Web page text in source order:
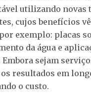
utilizando novas
cujos benefícios
exemplo: placas
da água e
Embora sejam
resultados em
o custo.